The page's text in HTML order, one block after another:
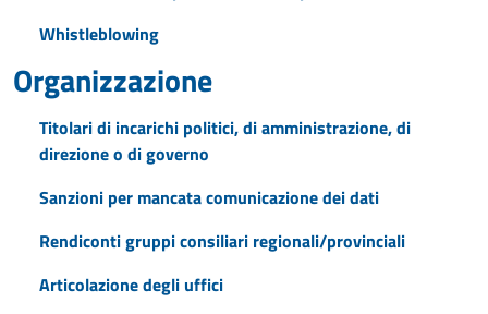
Whistleblowing
Organizzazione
Titolari di incarichi politici, di amministrazione, di
direzione o di governo
Sanzioni per mancata comunicazione dei dati
Rendiconti gruppi consiliari regionali/provinciali
Articolazione degli uffici